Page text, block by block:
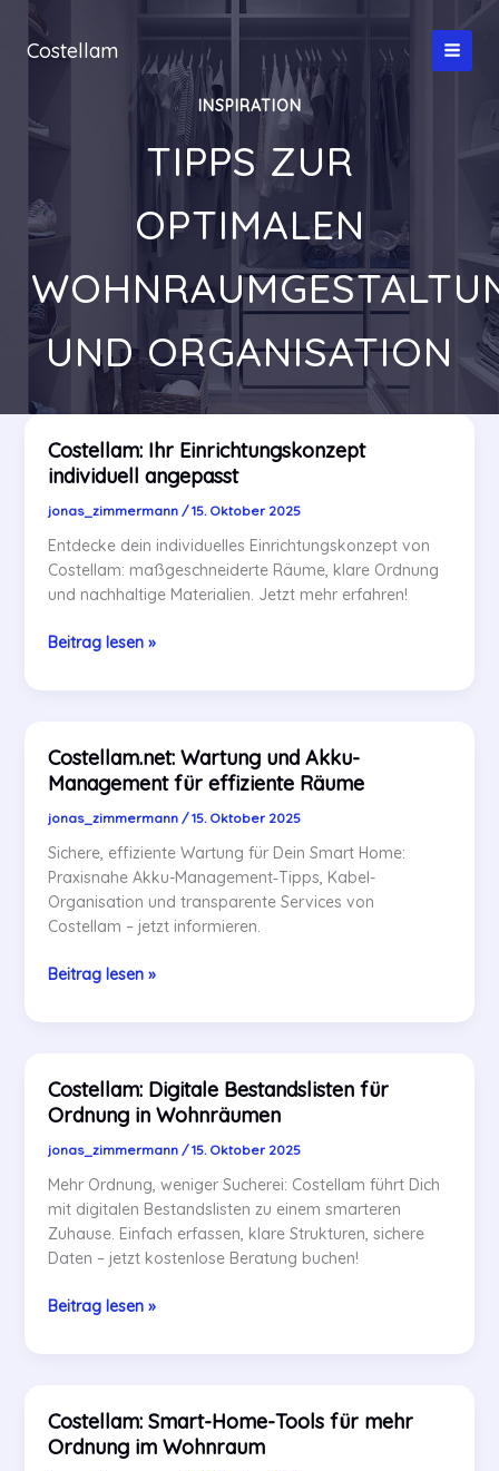
Zum
springen
Costellam
INSPIRATION
TIPPS ZUR
OPTIMALEN
UND ORGANISATION
Costellam: Ihr Einrichtungskonzept
individuell angepasst
jonas_zimmermann /15. Oktober 2025
Entdecke dein individuelles Einrichtungskonzept von
Costellam: maßgeschneiderte Räume, klare Ordnung
und nachhaltige Materialien. Jetzt mehr erfahren!
Costellam:
Beitrag lesen »
Costellam.net: Wartung und Akku-
Management für effiziente Räume
jonas_zimmermann /15. Oktober 2025
Sichere, effiziente Wartung für Dein Smart Home:
Praxisnahe Akku-Management‑Tipps, Kabel-
Organisation und transparente Services von
Costellam – jetzt informieren.
Costellam.net:
für
effiziente
Räume
Beitrag lesen »
Costellam: Digitale Bestandslisten für
Ordnung in Wohnräumen
jonas_zimmermann /15. Oktober 2025
Mehr Ordnung, weniger Sucherei: Costellam führt Dich
mit digitalen Bestandslisten zu einem smarteren
Zuhause. Einfach erfassen, klare Strukturen, sichere
Daten – jetzt kostenlose Beratung buchen!
Costellam:
in
Wohnräumen
Beitrag lesen »
Costellam: Smart-Home-Tools für mehr
Ordnung im Wohnraum